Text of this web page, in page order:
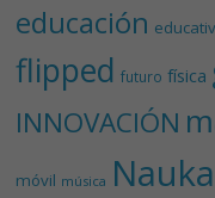
educación
flipped futuro física
INNOVACIÓN
móvil música